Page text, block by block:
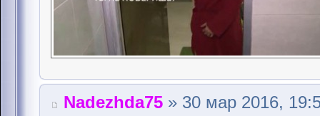
Nadezhda75 » 30 мар 2016,